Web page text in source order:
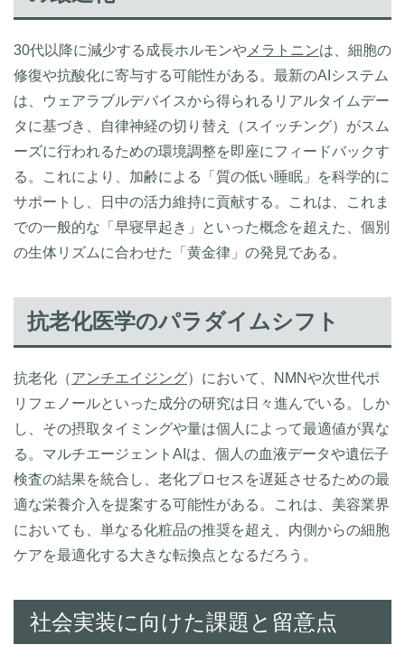
30代以降に減少する成長ホルモンや メラトニンは、細胞の
修復や抗酸化に寄与する可能性がある。最新のAIシステム
は、ウェアラブルデバイスから得られるリアルタイムデー
タに基づき、自律神経の切り替え（スイッチング）がスム
ーズに行われるための環境調整を即座にフィードバックす
る。これにより、加齢による「質の低い睡眠」を科学的に
サポートし、日中の活力維持に貢献する。これは、これま
での一般的な「早寝早起き」といった概念を超えた、個別
の生体リズムに合わせた「黄金律」の発見である。
抗老化医学のパラダイムシフト
抗老化（アンチエイジング）において、NMNや次世代ポ
リフェノールといった成分の研究は日々進んでいる。しか
し、その摂取タイミングや量は個人によって最適値が異な
る。マルチエージェントAIは、個人の血液データや遺伝子
検査の結果を統合し、老化プロセスを遅延させるための最
適な栄養介入を提案する可能性がある。これは、美容業界
においても、単なる化粧品の推奨を超え、内側からの細胞
ケアを最適化する大きな転換点となるだろう。
社会実装に向けた課題と留意点